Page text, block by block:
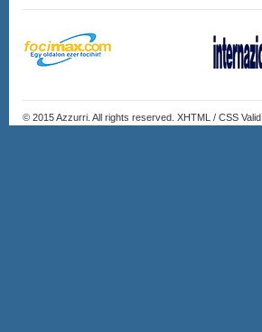
© 2015Azzurri . All rights reserved. XHTML / CSS Valid.